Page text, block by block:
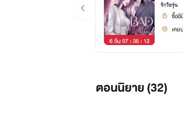
6 วัน 07 : 35 : 11
รักวัยรุ่น
ซื้อ
เค
ตอนนิยาย (32)